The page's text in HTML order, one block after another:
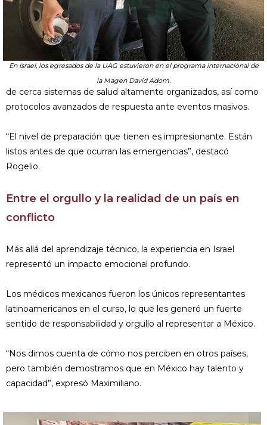
En Israel, los egresados de la UAG estuvieron en el programa internacional de
la Magen David Adom.
de cerca sistemas de salud altamente organizados, así como
protocolos avanzados de respuesta ante eventos masivos.
“El nivel de preparación que tienen es impresionante. Están
listos antes de que ocurran las emergencias”, destacó
Rogelio.
Entre el orgullo y la realidad de un país en
conflicto
Más allá del aprendizaje técnico, la experiencia en Israel
representó un impacto emocional profundo.
Los médicos mexicanos fueron los únicos representantes
latinoamericanos en el curso, lo que les generó un fuerte
sentido de responsabilidad y orgullo al representar a México.
“Nos dimos cuenta de cómo nos perciben en otros países,
pero también demostramos que en México hay talento y
capacidad”, expresó Maximiliano.